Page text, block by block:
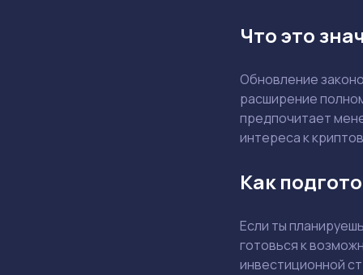
Что это
Обновление
расширение
предпочитает
интереса к
Как
Если ты
готовься к
инвестиционной